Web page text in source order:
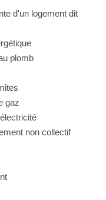
d'un logement dit
plomb
gaz
non collectif